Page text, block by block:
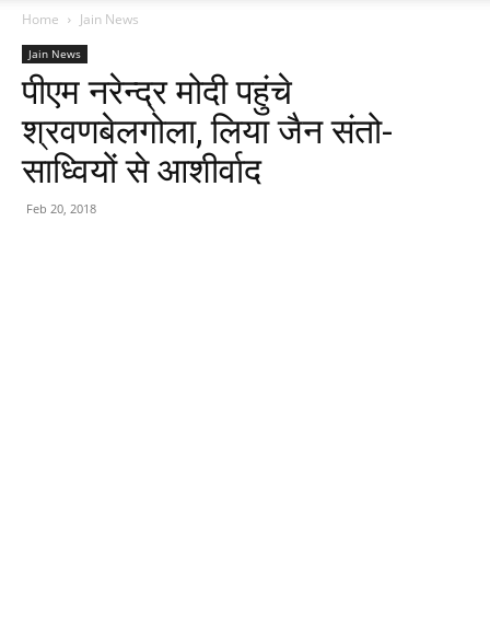
Home Jain News
Jain News
पीएम नरेन्द्र मोदी पहुंचे
श्रवणबेलगोला, लिया जैन संतो-
साध्वियों से आशीर्वाद
Feb 20, 2018